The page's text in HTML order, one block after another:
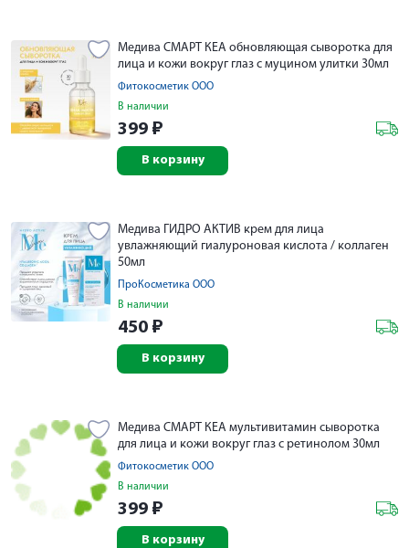
Медива СМАРТ КЕА обновляющая сыворотка для
лица и кожи вокруг глаз с муцином улитки 30мл
Фитокосметик ООО
В наличии
399 ₽
В корзину
Медива ГИДРО АКТИВ крем для лица
увлажняющий гиалуроновая кислота / коллаген
50мл
ПроКосметика ООО
В наличии
450 ₽
В корзину
Медива СМАРТ КЕА мультивитамин сыворотка
для лица и кожи вокруг глаз с ретинолом 30мл
Фитокосметик ООО
В наличии
399 ₽
В корзину